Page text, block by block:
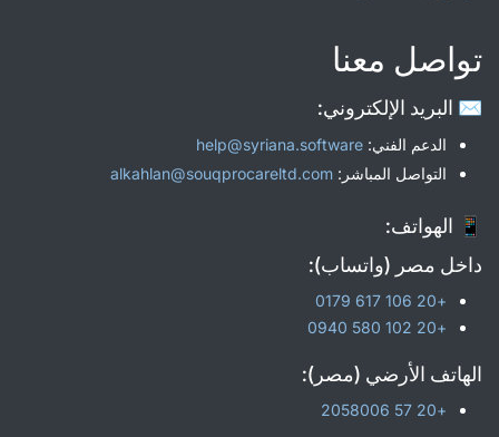
تواصل معنا
✉️ البريد الإلكتروني:
الدعم الفني: help@syriana.software
التواصل المباشر: alkahlan@souqprocareltd.com
📱 الهواتف:
داخل مصر (واتساب):
+20 106 617 0179
+20 102 580 0940
الهاتف الأرضي (مصر):
+20 57 2058006